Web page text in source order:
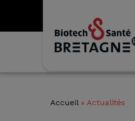
Accueil» Actualités